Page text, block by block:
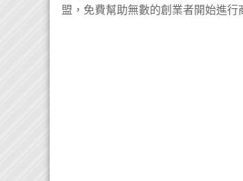
盟，免費幫助無數的創業者開始進行